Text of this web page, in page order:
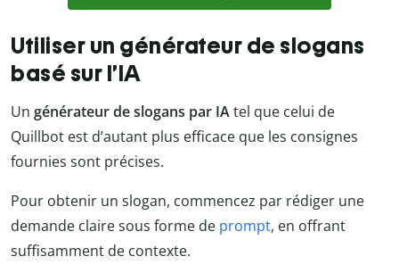
Utiliser un générateur de slogans
basé sur l’IA
Un générateur de slogans par IAtel que celui de
Quillbot est d’autant plus efficace que les consignes
fournies sont précises.
Pour obtenir un slogan, commencez par rédiger une
demande claire sous forme de prompt, en offrant
suffisamment de contexte.